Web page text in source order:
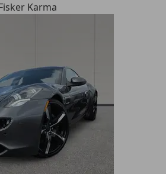
Karma